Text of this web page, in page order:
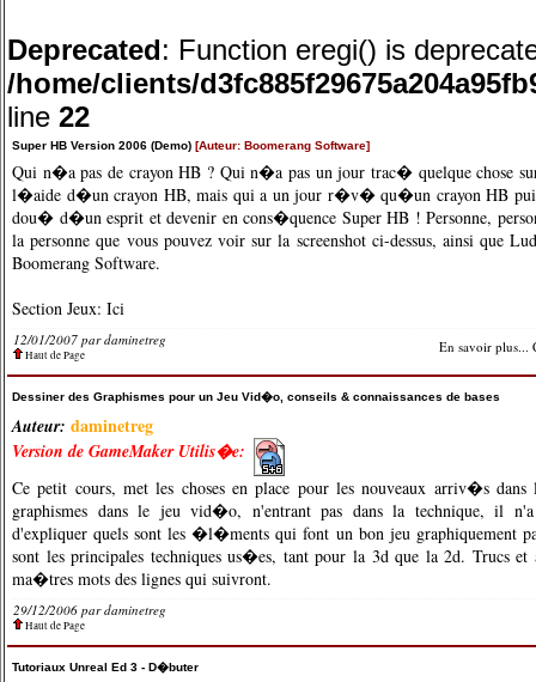
Deprecated: Function eregi() is
/home/clients/
line 22
Super HB Version 2006 (Demo) [Auteur: Boomerang Software]
Qui n�a pas de crayon HB ? Qui n�a pas un jour trac� quelque chose
l�aide d�un crayon HB, mais qui a un jour r�v� qu�un crayon HB
dou� d�un esprit et devenir en cons�quence Super HB ! Personne,
la personne que vous pouvez voir sur la screenshot ci-dessus, ainsi que
Boomerang Software.
Section Jeux: Ici
12/01/2007 pardaminetreg
Haut de Page En savoir plus...
Dessiner des Graphismes pour un Jeu Vid�o, conseils & connaissances de bases
Auteur: daminetreg
Version de GameMaker Utilis�e:
Ce petit cours, met les choses en place pour les nouveaux arriv�s
graphismes dans le jeu vid�o, n'entrant pas dans la technique, il
d'expliquer quels sont les �l�ments qui font un bon jeu graphiquement
sont les principales techniques us�es, tant pour la 3d que la 2d. Trucs et
ma�tres mots des lignes qui suivront.
29/12/2006 pardaminetreg
Haut de Page
Tutoriaux Unreal Ed 3 - D�buter